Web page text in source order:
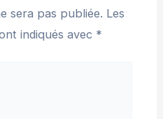
sera pas publiée. Les
indiqués avec *